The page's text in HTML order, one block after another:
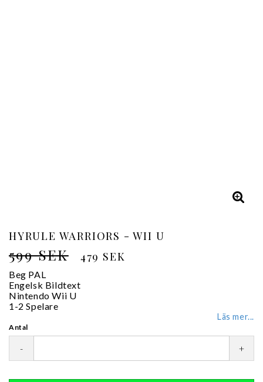
HYRULE WARRIORS - WII U
599 SEK 479 SEK
Beg PAL
Engelsk Bildtext
Nintendo Wii U
1-2 Spelare
Läs mer...
Antal
- +